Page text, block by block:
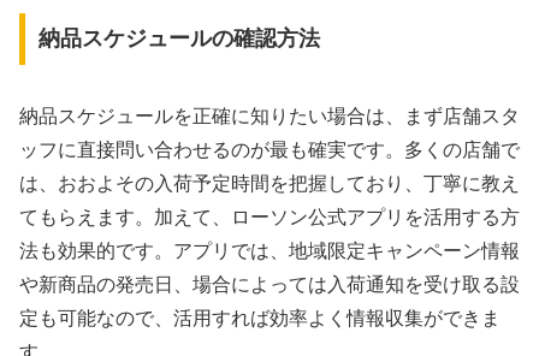
納品スケジュールの確認方法
納品スケジュールを正確に知りたい場合は、まず店舗スタ
ッフに直接問い合わせるのが最も確実です。多くの店舗で
は、おおよその入荷予定時間を把握しており、丁寧に教え
てもらえます。加えて、ローソン公式アプリを活用する方
法も効果的です。アプリでは、地域限定キャンペーン情報
や新商品の発売日、場合によっては入荷通知を受け取る設
定も可能なので、活用すれば効率よく情報収集ができま